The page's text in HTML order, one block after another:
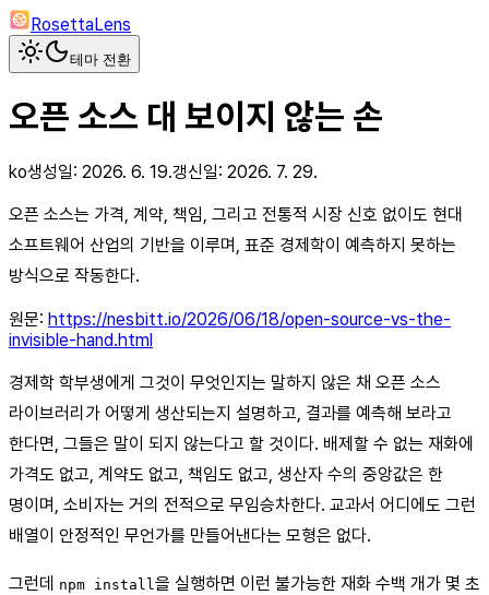
RosettaLens
테마 전환
오픈 소스 대 보이지 않는 손
ko생성일: 2026. 6. 19.갱신일: 2026. 7. 29.
오픈 소스는 가격, 계약, 책임, 그리고 전통적 시장 신호 없이도 현대
소프트웨어 산업의 기반을 이루며, 표준 경제학이 예측하지 못하는
방식으로 작동한다.
원문: https://nesbitt.io/2026/06/18/open-source-vs-the-
invisible-hand.html
경제학 학부생에게 그것이 무엇인지는 말하지 않은 채 오픈 소스
라이브러리가 어떻게 생산되는지 설명하고, 결과를 예측해 보라고
한다면, 그들은 말이 되지 않는다고 할 것이다. 배제할 수 없는 재화에
가격도 없고, 계약도 없고, 책임도 없고, 생산자 수의 중앙값은 한
명이며, 소비자는 거의 전적으로 무임승차한다. 교과서 어디에도 그런
배열이 안정적인 무언가를 만들어낸다는 모형은 없다.
그런데 npm install 을 실행하면 이런 불가능한 재화 수백 개가 몇 초